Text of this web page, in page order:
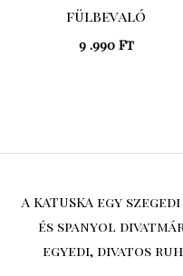
fülbevaló
9 .990 Ft
A KATUSKA egy
és spanyol
egyedi, divatos